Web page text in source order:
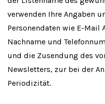
verwenden Ihre Angaben
Personendaten wie E-Mail
Nachname und
und die Zusendung des
Newsletters, zur bei der
Periodizität.